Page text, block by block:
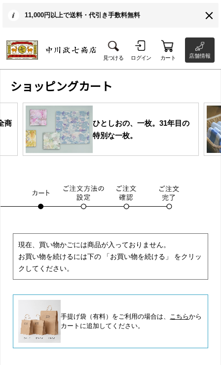
11,000円以上で送料・代引き手数料無料
見つける ログイン カート 店舗情報
ショッピングカート
商
ひとしおの、一枚。31年目の
特別な一枚。
現在、買い物かごには商品が入っておりません。
お買い物を続けるには下の 「お買い物を続ける」 をクリッ
クしてください。
手提げ袋（有料）をご利用の場合は、 こちらから
カートに追加してください。